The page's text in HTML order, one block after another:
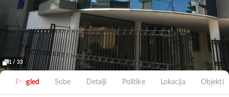
1 / 33
Pregled Sobe Detalji Politike Lokacija Objekti